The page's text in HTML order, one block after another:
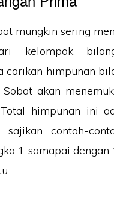
mungkin sering
kelompok
carikan himpunan
akan
himpunan ini
contoh-
1 samapai dengan